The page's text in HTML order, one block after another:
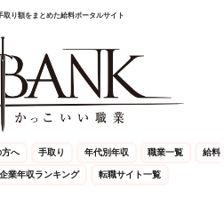
取り額をまとめた給料ポータルサイト
方へ 手取り 年代別年収 職業一覧 給料
企業年収ランキング 転職サイト一覧